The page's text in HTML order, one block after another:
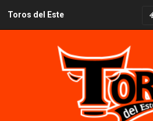
Toros del Este